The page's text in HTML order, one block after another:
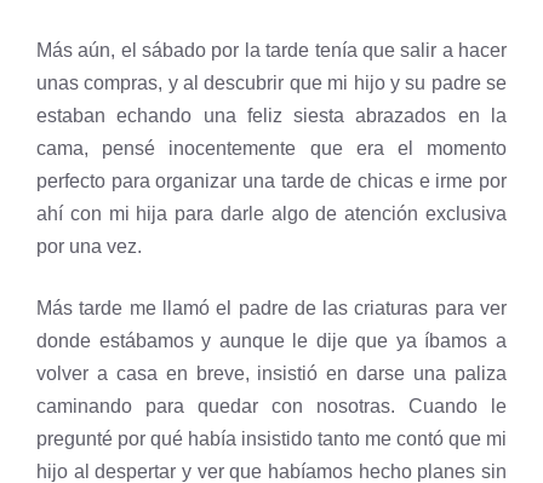
Más aún, el sábado por la tarde tenía que salir a hacer
unas compras, y al descubrir que mi hijo y su padre se
estaban echando una feliz siesta abrazados en la
cama, pensé inocentemente que era el momento
perfecto para organizar una tarde de chicas e irme por
ahí con mi hija para darle algo de atención exclusiva
por una vez.
Más tarde me llamó el padre de las criaturas para ver
donde estábamos y aunque le dije que ya íbamos a
volver a casa en breve, insistió en darse una paliza
caminando para quedar con nosotras. Cuando le
pregunté por qué había insistido tanto me contó que mi
hijo al despertar y ver que habíamos hecho planes sin